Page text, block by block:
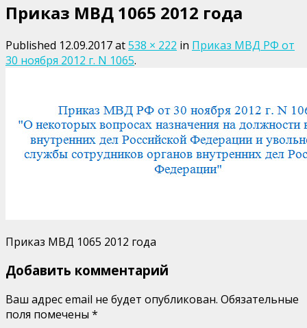
Приказ МВД 1065 2012 года
Published 12.09.2017at538 × 222 in Приказ МВД РФ от
30 ноября 2012 г. N 1065.
Приказ МВД 1065 2012 года
Добавить комментарий
Ваш адрес email не будет опубликован. Обязательные
поля помечены *